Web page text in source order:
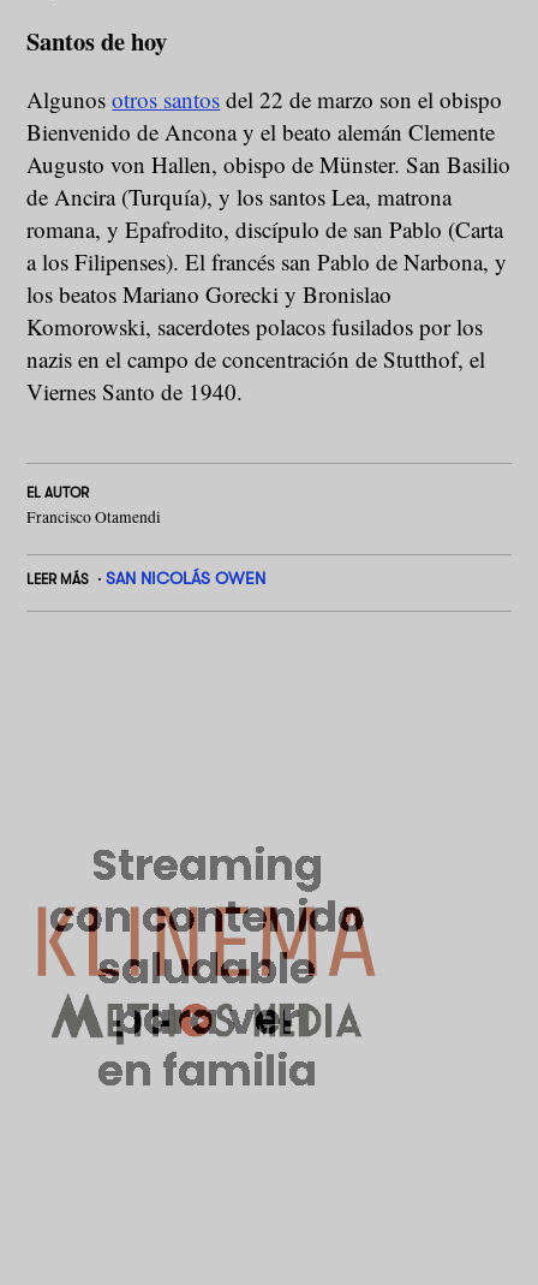
Santos de hoy
Algunosotros santos del 22 de marzo son el obispo
Bienvenido de Ancona y el beato alemán Clemente
Augusto von Hallen, obispo de Münster. San Basilio
de Ancira (Turquía), y los santos Lea, matrona
romana, y Epafrodito, discípulo de san Pablo (Carta
a los Filipenses). El francés san Pablo de Narbona, y
los beatos Mariano Gorecki y Bronislao
Komorowski, sacerdotes polacos fusilados por los
nazis en el campo de concentración de Stutthof, el
Viernes Santo de 1940.
EL AUTOR
Francisco Otamendi
LEER MÁS SAN NICOLÁS OWEN